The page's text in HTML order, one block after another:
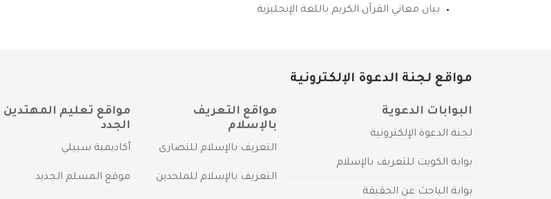
بيان معاني القرآن الكريم باللغة الإنجليزية
مواقع لجنة الدعوة الإلكترونية
البوابات الدعوية
لجنة الدعوة الإلكترونية
بوابة الكويت للتعريف بالإسلام
بوابة الباحث عن الحقيقة
مواقع التعريف
بالإسلام
التعريف بالإسلام للنصارى
التعريف بالإسلام للملحدين
مواقع تعليم المهتدين
الجدد
أكاديمية سبيلي
موقع المسلم الجديد